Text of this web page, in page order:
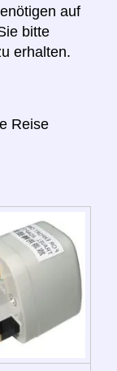
auf
bitte
erhalten.
Reise